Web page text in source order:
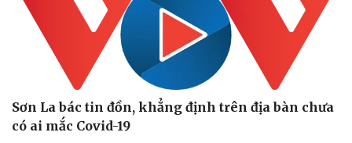
Doanh nghiệp
Sơn La bác tin đồn, khẳng định trên địa bàn chưa
có ai mắc Covid-19